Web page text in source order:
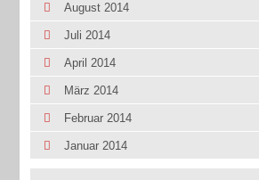
August 2014
Juli 2014
April 2014
März 2014
Februar 2014
Januar 2014